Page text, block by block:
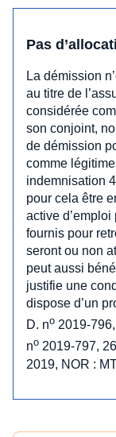
Pas
La démission
au titre de
considérée
son conjoint,
de démission
comme
indemnisation
pour cela être
active
fournis pour
seront ou non
peut aussi
justifie une
dispose d’un
D. no 2019-
no 2019-797,
2019, NOR :